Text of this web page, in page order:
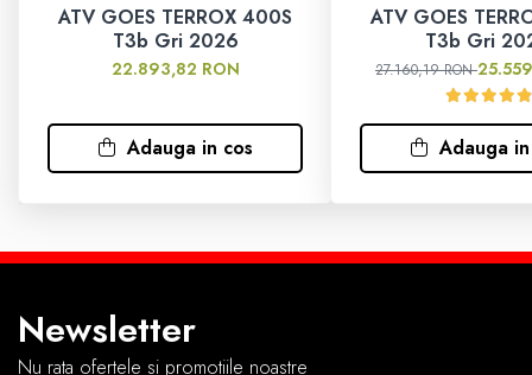
Ochelari
Manusi
Borseta
ATV GOES TERROX 400S
T3b Gri 2026
22.893,82 RON
Adauga in cos
ATV GOES
T3b Gri
27.160,19 RON
Adauga
Newsletter
Nu rata ofertele si promotiile noastre